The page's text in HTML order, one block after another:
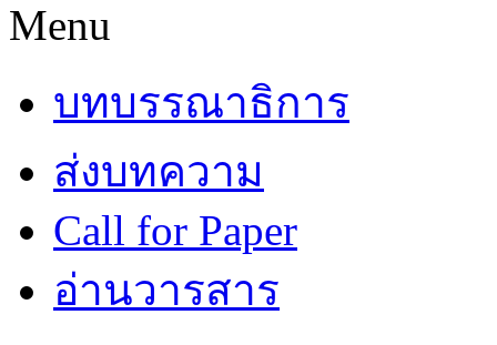
Menu
บทบรรณาธิการ
ส่งบทความ
Call for Paper
อ่านวารสาร